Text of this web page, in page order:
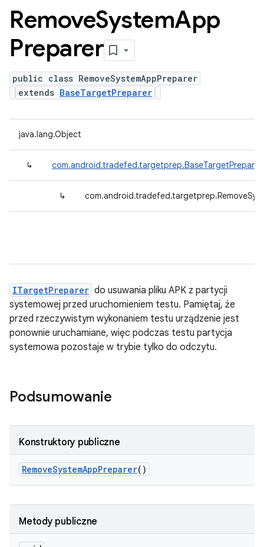
RemoveSystemApp
Preparer
public class RemoveSystemAppPreparer
extends BaseTargetPreparer
java.lang.Object
↳ com.android.tradefed.targetprep.BaseTargetPreparer
↳
ITargetPreparer do usuwania pliku APK z partycji
systemowej przed uruchomieniem testu. Pamiętaj, że
przed rzeczywistym wykonaniem testu urządzenie jest
ponownie uruchamiane, więc podczas testu partycja
systemowa pozostaje w trybie tylko do odczytu.
Podsumowanie
Konstruktory publiczne
RemoveSystemAppPreparer()
Metody publiczne